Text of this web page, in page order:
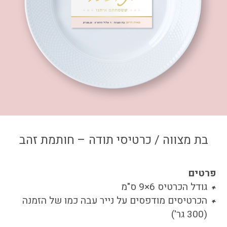
צור קשר
איזור אישי
בת מצווה / כרטיסי תודה – חותמת זהב
פרטים
גודל הכרטיס 6×9 ס"מ
הכרטיסים מודפסים על נייר עבה כמו של הזמנה
(300 גר')